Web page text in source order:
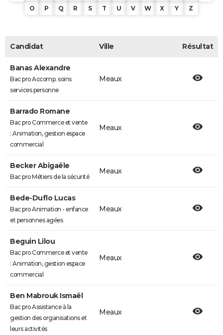
O
P Q R S T U V W X Y Z
Candidat Ville Résultat
Banas Alexandre
Bac pro Accomp. soins
services personne
Meaux
Barrado Romane
Bac pro Commerce et vente
: Animation, gestion espace
commercial
Meaux
Becker Abigaële
Bac pro Métiers de la sécurité
Meaux
Bede-Duflo Lucas
Bac pro Animation - enfance
et personnes agées
Meaux
Beguin Lilou
Bac pro Commerce et vente
: Animation, gestion espace
commercial
Meaux
Ben Mabrouk Ismaël
Bac pro Assistance à la
gestion des organisations et
leurs activités
Meaux